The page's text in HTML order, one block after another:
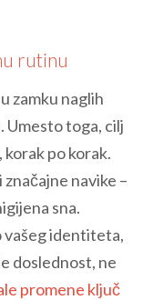
rutinu
zamku naglih
Umesto toga, cilj
po korak.
navike –
sna.
vašeg identiteta,
doslednost, ne
promene ključ